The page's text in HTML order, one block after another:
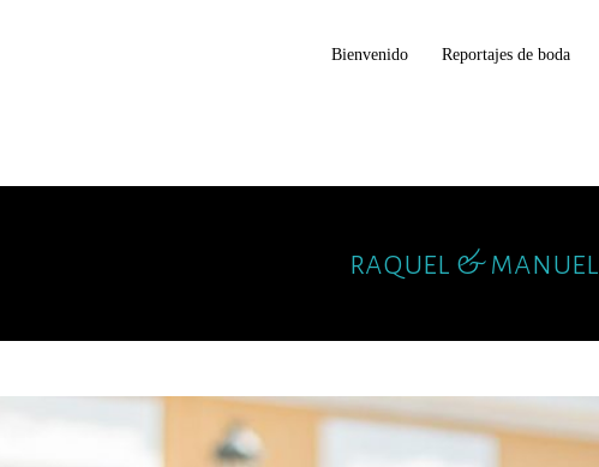
Bienvenido Reportajes de boda
raquel & manuel